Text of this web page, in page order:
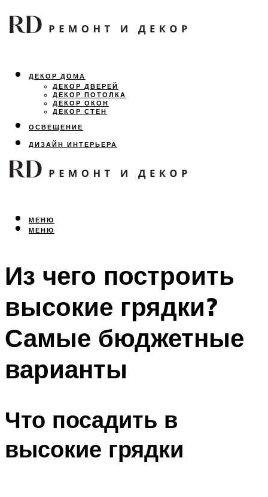
ДЕКОР ДОМА
ДЕКОР ДВЕРЕЙ
ДЕКОР ПОТОЛКА
ДЕКОР ОКОН
ДЕКОР СТЕН
ОСВЕЩЕНИЕ
ДИЗАЙН ИНТЕРЬЕРА
ЛАНДШАФТНЫЙ ДИЗАЙН
ВСЕ ПРО РЕМОНТ
МЕНЮ
МЕНЮ
Из чего построить
высокие грядки?
Самые бюджетные
варианты
Что посадить в
высокие грядки